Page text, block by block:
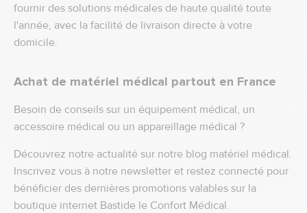
fournir des solutions médicales de haute qualité toute
l'année, avec la facilité de livraison directe à votre
domicile.
Achat de matériel médical partout en France
Besoin de conseils sur un équipement médical, un
accessoire médical ou un appareillage médical ?
Découvrez notre actualité sur notre blog matériel médical.
Inscrivez vous à notre newsletter et restez connecté pour
bénéficier des dernières promotions valables sur la
boutique internet Bastide le Confort Médical.